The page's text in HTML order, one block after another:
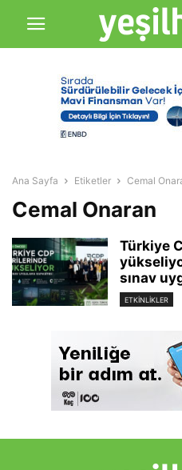
Ana Sayfa Etiketler Cemal
Cemal Onaran
Türkiye
sınav
ETKINLIKLER